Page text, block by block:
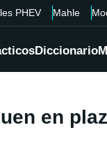
PHEV Mahle
Diccionario
en